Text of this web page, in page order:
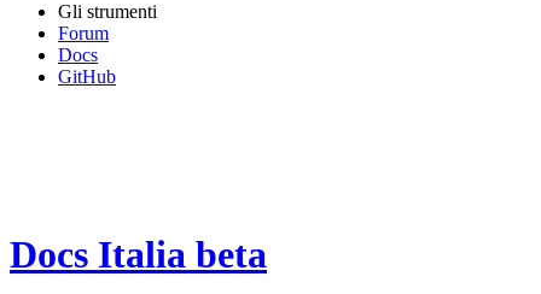
Gli strumenti
Forum
Docs
GitHub
Docs Italia beta